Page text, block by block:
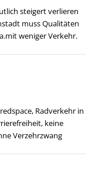
steigert verlieren
muss Qualitäten
weniger Verkehr.
Radverkehr in
keine
Verzehrzwang